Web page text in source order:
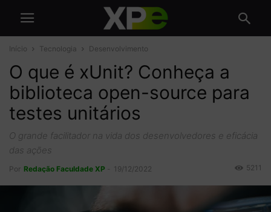
Início Tecnologia Desenvolvimento
O que é xUnit? Conheça a
biblioteca open-source para
testes unitários
O grande facilitador na vida dos desenvolvedores e eficácia
das ações
Por Redação Faculdade XP 19/12/2022 5211